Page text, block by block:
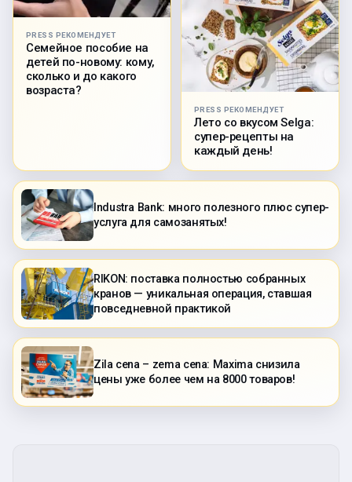
PRESS РЕКОМЕНДУЕТ
Семейное пособие на
детей по-новому: кому,
сколько и до какого
возраста?
PRESS РЕКОМЕНДУЕТ
Лето со вкусом Selga:
супер-рецепты на
каждый день!
Industra Bank: много полезного плюс супер-
услуга для самозанятых!
RIKON: поставка полностью собранных
кранов — уникальная операция, ставшая
повседневной практикой
Zila cena – zema cena: Maxima снизила
цены уже более чем на 8000 товаров!